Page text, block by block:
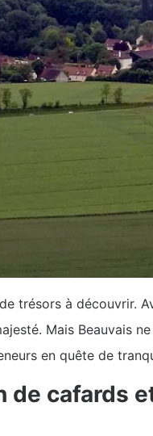
trésors à découvrir.
Mais Beauvais
en quête de
cafards